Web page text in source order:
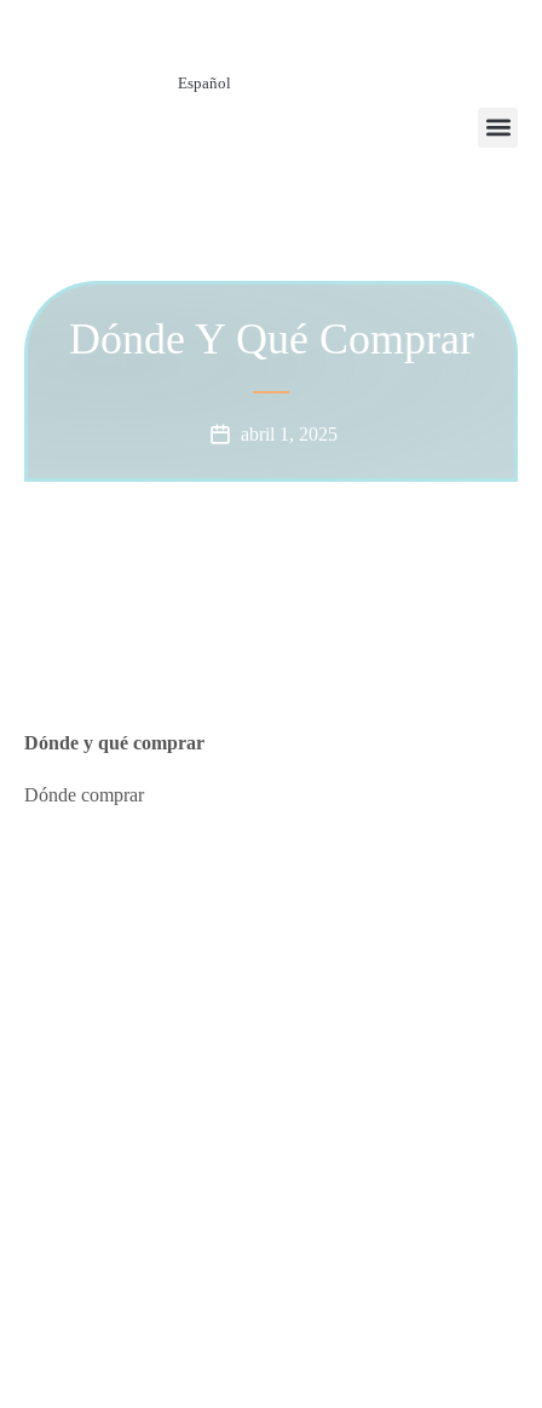
Español
Dónde Y Qué Comprar
abril 1, 2025
Dónde y qué comprar
Dónde comprar